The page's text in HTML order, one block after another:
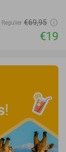
Regulier €69,95
€19
!